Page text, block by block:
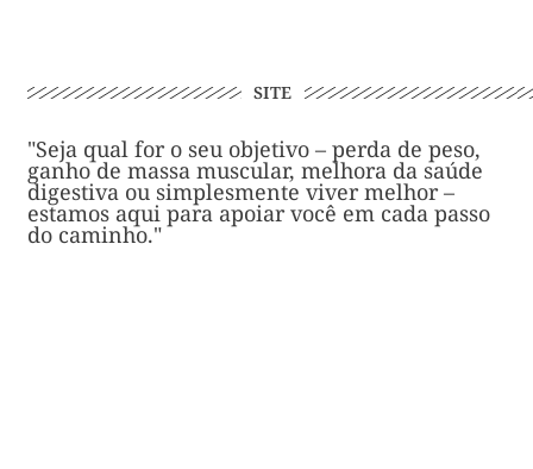
SITE
"Seja qual for o seu objetivo – perda de peso,
ganho de massa muscular, melhora da saúde
digestiva ou simplesmente viver melhor –
estamos aqui para apoiar você em cada passo
do caminho."